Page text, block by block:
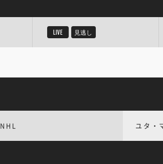
LIVE 見逃し
NHL ユタ・